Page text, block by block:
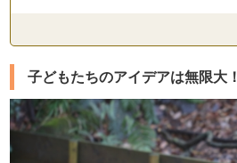
子どもたちのアイデアは無限大！